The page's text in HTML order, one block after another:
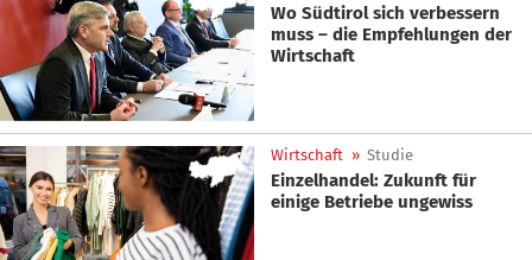
Wo Südtirol sich verbessern
muss – die Empfehlungen der
Wirtschaft
Wirtschaft » Studie
Einzelhandel: Zukunft für
einige Betriebe ungewiss